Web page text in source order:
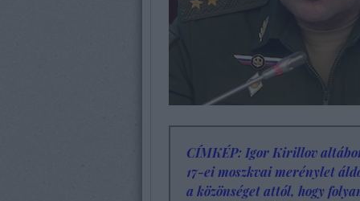
CÍMKÉP: Igor Kirillov
17-ei moszkvai merénylet
a közönséget attól, hogy